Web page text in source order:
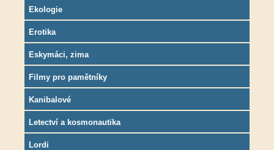
Ekologie
Erotika
Eskymáci, zima
Filmy pro pamětníky
Kanibalové
Letectví a kosmonautika
Lordi